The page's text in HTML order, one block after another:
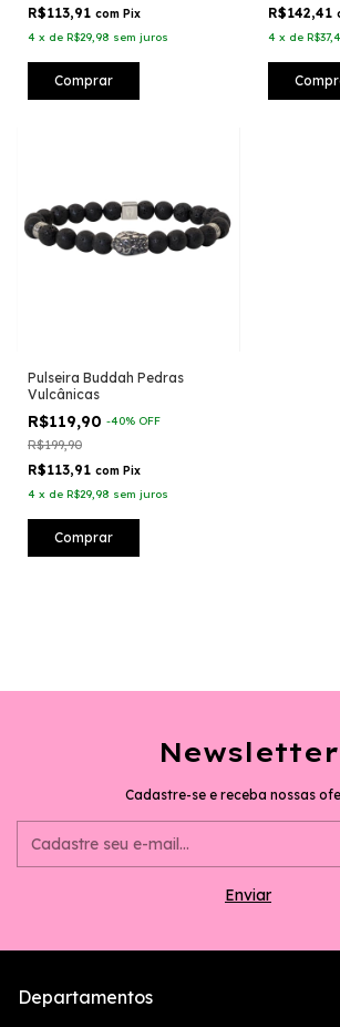
R$113,91 com Pix
4 x de R$29,98 sem juros
Comprar
R$142,41
4 x de
Pulseira Buddah Pedras
Vulcânicas
R$119,90 -40% OFF
R$199,90
R$113,91 com Pix
4 x de R$29,98 sem juros
Comprar
Newsletter
Cadastre-se e receba nossas
Departamentos